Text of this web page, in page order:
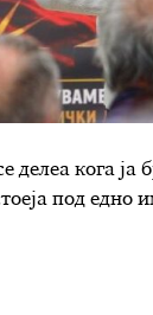
делеа кога ја
под